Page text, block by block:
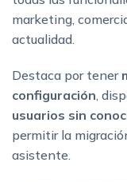
marketing,
actualidad.
Destaca por tener
configuración,
usuarios sin
permitir la
asistente.